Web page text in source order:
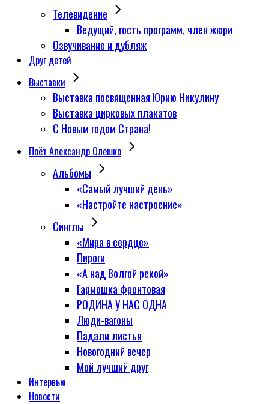
Телевидение
Ведущий, гость программ, член жюри
Озвучивание и дубляж
Друг детей
Выставки
Выставка посвященная Юрию Никулину
Выставка цирковых плакатов
С Новым годом Страна!
Поёт Александр Олешко
Альбомы
«Самый лучший день»
«Настройте настроение»
Синглы
«Мира в сердце»
Пироги
«А над Волгой рекой»
Гармошка фронтовая
РОДИНА У НАС ОДНА
Люди-вагоны
Падали листья
Новогодний вечер
Мой лучший друг
Интервью
Новости